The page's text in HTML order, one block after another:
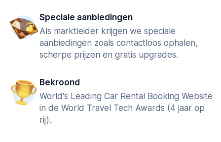
Speciale aanbiedingen
Als marktleider krijgen we speciale
aanbiedingen zoals contactloos ophalen,
scherpe prijzen en gratis upgrades.
Bekroond
World's Leading Car Rental Booking Website
in de World Travel Tech Awards (4 jaar op
rij).